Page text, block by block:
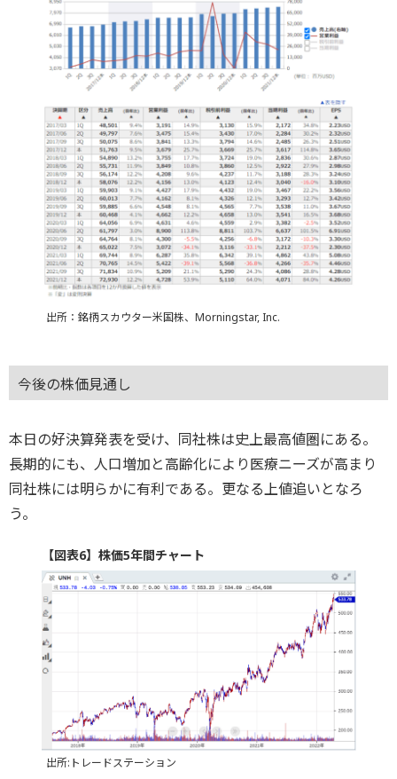
出所：銘柄スカウター米国株、Morningstar, Inc.
今後の株価見通し
本日の好決算発表を受け、同社株は史上最高値圏にある。
長期的にも、人口増加と高齢化により医療ニーズが高まり
同社株には明らかに有利である。更なる上値追いとなろ
う。
【図表6】株価5年間チャート
出所:トレードステーション